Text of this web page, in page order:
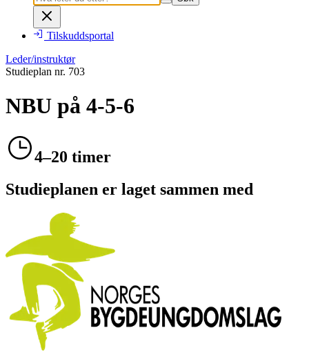
Tilskuddsportal
Leder/instruktør
Studieplan nr. 703
NBU på 4-5-6
4–20 timer
Studieplanen er laget sammen med